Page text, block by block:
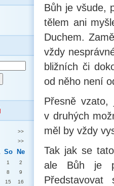
>>
>>
So Ne
1
2
8
9
15
16
Bůh je všude,
tělem ani
Duchem.
vždy
bližních či
od něho není
Přesně
v druhých
měl by vždy
Tak jak se
ale Bůh je